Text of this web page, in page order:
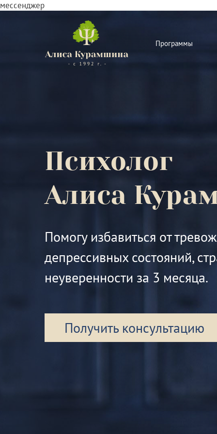
мессенджер
Программы
Психолог
Алиса
Помогу избавиться от
депрессивных состояний,
неуверенности за 3 месяца.
Получить консультацию